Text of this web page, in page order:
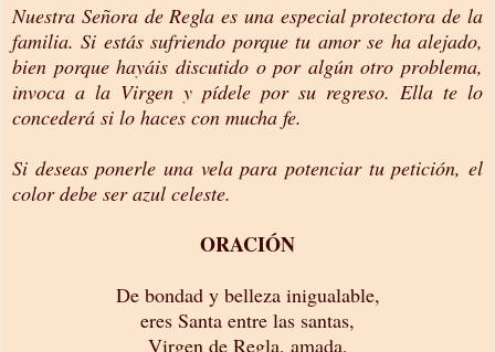
Nuestra Señora de Regla es una especial protectora de la
familia. Si estás sufriendo porque tu amor se ha alejado,
bien porque hayáis discutido o por algún otro problema,
invoca a la Virgen y pídele por su regreso. Ella te lo
concederá si lo haces con mucha fe.
Si deseas ponerle una vela para potenciar tu petición, el
color debe ser azul celeste.
ORACIÓN
De bondad y belleza inigualable,
eres Santa entre las santas,
Virgen de Regla, amada,